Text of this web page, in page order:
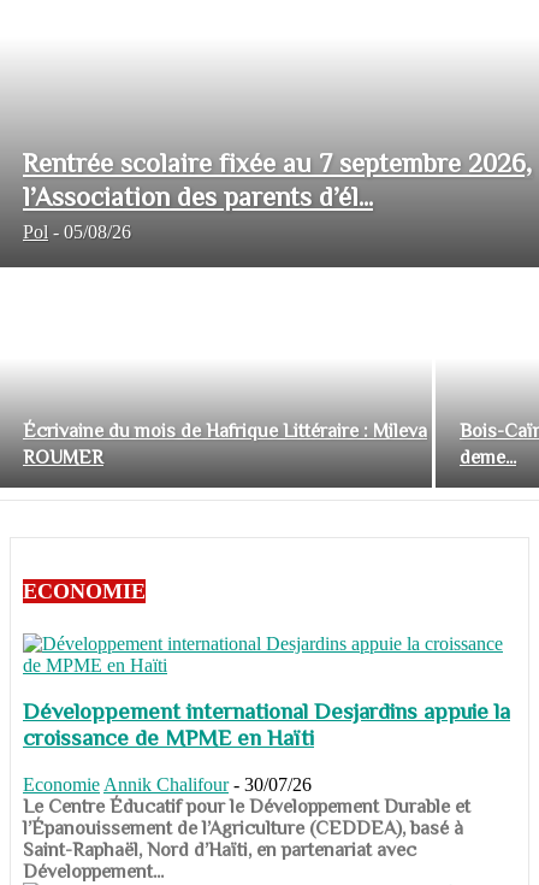
Rentrée scolaire fixée au 7 septembre 2026,
l’Association des parents d’él...
Pol - 05/08/26
Écrivaine du mois de Hafrique Littéraire : Mileva
ROUMER
Bois-
deme...
ECONOMIE
Développement international Desjardins appuie la
croissance de MPME en Haïti
Economie Annik Chalifour - 30/07/26
​​​​​​​Le Centre Éducatif pour le Développement Durable et
l’Épanouissement de l’Agriculture (CEDDEA), basé à
Saint-Raphaël, Nord d’Haïti, en partenariat avec
Développement...